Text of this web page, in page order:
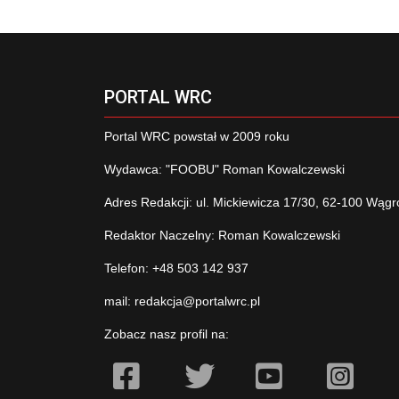
PORTAL WRC
Portal WRC powstał w 2009 roku
Wydawca: "FOOBU" Roman Kowalczewski
Adres Redakcji: ul. Mickiewicza 17/30, 62-100
Redaktor Naczelny: Roman Kowalczewski
Telefon: +48 503 142 937
mail: redakcja@portalwrc.pl
Zobacz nasz profil na: